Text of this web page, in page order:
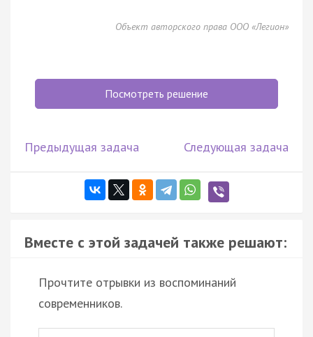
Объект авторского права ООО «Легион»
Посмотреть решение
Предыдущая задача Следующая задача
Вместе с этой задачей также решают:
Прочтите отрывки из воспоминаний
современников.